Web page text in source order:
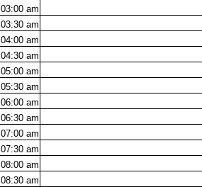
03:00 am
03:30 am
04:00 am
04:30 am
05:00 am
05:30 am
06:00 am
06:30 am
07:00 am
07:30 am
08:00 am
08:30 am